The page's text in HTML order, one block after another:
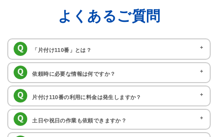
よくあるご質問
「片付け110番」とは？
片付け110番では、日々の暮らしの中で発生するお悩みやお困りごとを
解決するサービスを提供しております。圧倒的なデータ量と独自アルゴリズムに
よって、ご相談内容に応じた最適な加盟店を選び出し、無料でご紹介いたしま
す。
依頼時に必要な情報は何ですか？
ご対応を希望のご住所、電話番号、お名前、お困りごとの詳細（例：不
用品回収の場合 処分品の内訳や量など）を分かる範囲でお知らせください。 お
困りごとの内容やご要望に応じて、最適な専門業者をお探しいたします。ご依頼
片付け110番の利用に料金は発生しますか？
いいえ。片付け110番の加盟店紹介サービスは無料でご利用頂けます。
お困りごとに関するご相談やお見積もり、ご依頼に至るまで費用を頂いておりま
土日や祝日の作業も依頼できますか？